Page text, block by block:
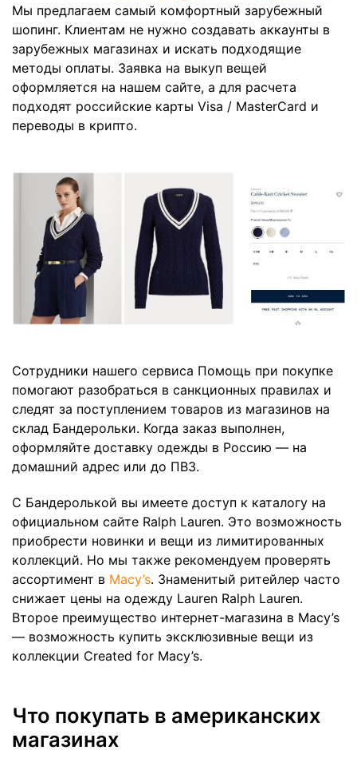
Мы предлагаем самый комфортный зарубежный
шопинг. Клиентам не нужно создавать аккаунты в
зарубежных магазинах и искать подходящие
методы оплаты. Заявка на выкуп вещей
оформляется на нашем сайте, а для расчета
подходят российские карты Visa / MasterCard и
переводы в крипто.
Сотрудники нашего сервиса Помощь при покупке
помогают разобраться в санкционных правилах и
следят за поступлением товаров из магазинов на
склад Бандерольки. Когда заказ выполнен,
оформляйте доставку одежды в Россию — на
домашний адрес или до ПВЗ.
С Бандеролькой вы имеете доступ к каталогу на
официальном сайте Ralph Lauren. Это возможность
приобрести новинки и вещи из лимитированных
коллекций. Но мы также рекомендуем проверять
ассортимент в Macy’s. Знаменитый ритейлер часто
снижает цены на одежду Lauren Ralph Lauren.
Второе преимущество интернет-магазина в Macy’s
— возможность купить эксклюзивные вещи из
коллекции Created for Macy’s.
Что покупать в американских
магазинах